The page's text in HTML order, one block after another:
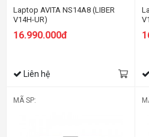
Laptop AVITA NS14A8 (LIBER
V14H-UR)
16.990.000đ
Liên hệ
MÃ SP: